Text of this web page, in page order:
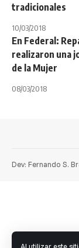
tradicionales
10/03/2018
En Federal:
realizaron una
de la Mujer
08/03/2018
Dev: Fernando S.